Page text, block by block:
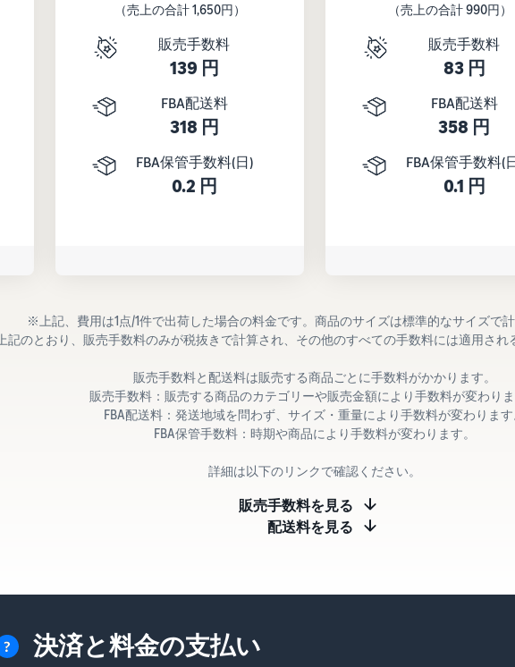
（売上の合計 1,650円）
販売手数料
139 円
FBA配送料
318 円
FBA保管手数料(日)
0.2 円
（売上の合計 990円）
販売手数料
83 円
FBA配送料
358 円
FBA保管手数料(
0.1 円
※上記、費用は1点/1件で出荷した場合の料金です。商品のサイズは標準的なサイズで計
上記のとおり、販売手数料のみが税抜きで計算され、その他のすべての手数料には適用され
販売手数料と配送料は販売する商品ごとに手数料がかかります。
販売手数料：販売する商品のカテゴリーや販売金額により手数料が変わりま
FBA配送料：発送地域を問わず、サイズ・重量により手数料が変わります
FBA保管手数料：時期や商品により手数料が変わります。
詳細は以下のリンクで確認ください。
販売手数料を見る
配送料を見る
決済と料金の支払い